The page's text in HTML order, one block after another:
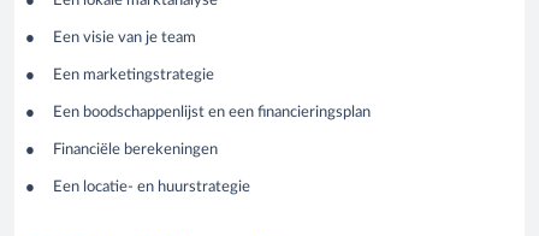
Een visie van je team
Een marketingstrategie
Een boodschappenlijst en een financieringsplan
Financiële berekeningen
Een locatie- en huurstrategie